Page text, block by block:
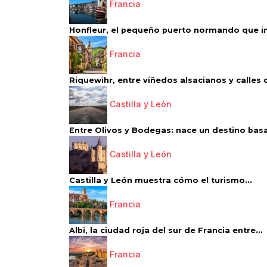
Francia
Honfleur, el pequeño puerto normando que
Francia
Riquewihr, entre viñedos alsacianos y calles
Castilla y León
Entre Olivos y Bodegas: nace un destino
Castilla y León
Castilla y León muestra cómo el turismo...
Francia
Albi, la ciudad roja del sur de Francia entre...
Francia